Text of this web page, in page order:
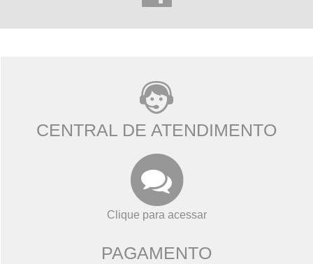
CENTRAL DE ATENDIMENTO
Clique para acessar
PAGAMENTO